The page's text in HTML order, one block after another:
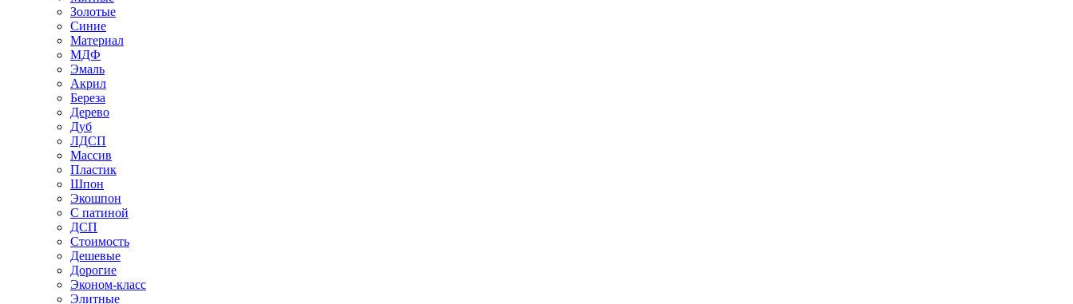
Золотые
Синие
Материал
МДФ
Эмаль
Акрил
Береза
Дерево
Дуб
ЛДСП
Массив
Пластик
Шпон
Экошпон
С патиной
ДСП
Стоимость
Дешевые
Дорогие
Эконом-класс
Элитные